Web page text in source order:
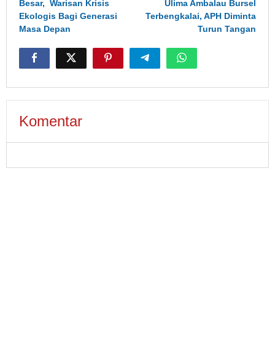
Besar, Warisan Krisis
Ekologis Bagi Generasi
Masa Depan
Ulima Ambalau Bursel
Terbengkalai, APH Diminta
Turun Tangan
Komentar